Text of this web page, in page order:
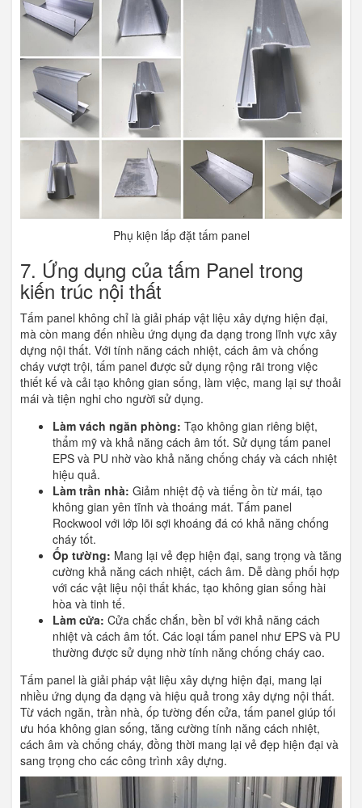
Phụ kiện lắp đặt tấm panel
7. Ứng dụng của tấm Panel trong
kiến trúc nội thất
Tấm panel không chỉ là giải pháp vật liệu xây dựng hiện đại,
mà còn mang đến nhiều ứng dụng đa dạng trong lĩnh vực xây
dựng nội thất. Với tính năng cách nhiệt, cách âm và chống
cháy vượt trội, tấm panel được sử dụng rộng rãi trong việc
thiết kế và cải tạo không gian sống, làm việc, mang lại sự thoải
mái và tiện nghi cho người sử dụng.
Làm vách ngăn phòng: Tạo không gian riêng biệt,
thẩm mỹ và khả năng cách âm tốt. Sử dụng tấm panel
EPS và PU nhờ vào khả năng chống cháy và cách nhiệt
hiệu quả.
Làm trần nhà: Giảm nhiệt độ và tiếng ồn từ mái, tạo
không gian yên tĩnh và thoáng mát. Tấm panel
Rockwool với lớp lõi sợi khoáng đá có khả năng chống
cháy tốt.
Ốp tường: Mang lại vẻ đẹp hiện đại, sang trọng và tăng
cường khả năng cách nhiệt, cách âm. Dễ dàng phối hợp
với các vật liệu nội thất khác, tạo không gian sống hài
hòa và tinh tế.
Làm cửa: Cửa chắc chắn, bền bỉ với khả năng cách
nhiệt và cách âm tốt. Các loại tấm panel như EPS và PU
thường được sử dụng nhờ tính năng chống cháy cao.
Tấm panel là giải pháp vật liệu xây dựng hiện đại, mang lại
nhiều ứng dụng đa dạng và hiệu quả trong xây dựng nội thất.
Từ vách ngăn, trần nhà, ốp tường đến cửa, tấm panel giúp tối
ưu hóa không gian sống, tăng cường tính năng cách nhiệt,
cách âm và chống cháy, đồng thời mang lại vẻ đẹp hiện đại và
sang trọng cho các công trình xây dựng.